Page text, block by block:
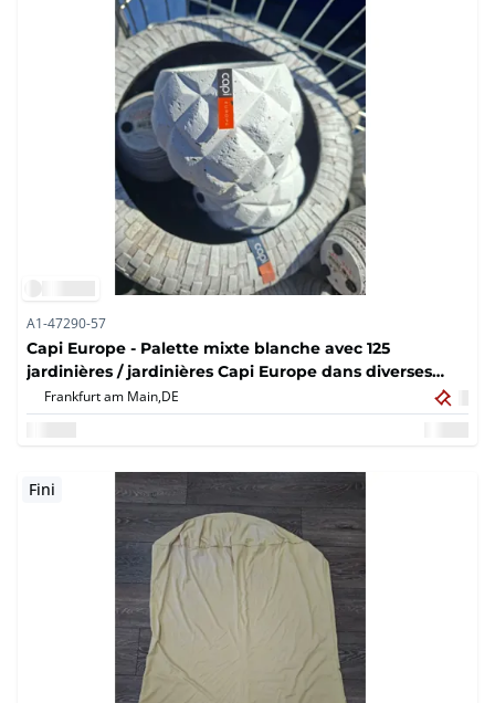
A1-47290-57
Capi Europe - Palette mixte blanche avec 125
jardinières / jardinières Capi Europe dans diverses
formes et motifs (125x)
Frankfurt am Main,DE
Fini